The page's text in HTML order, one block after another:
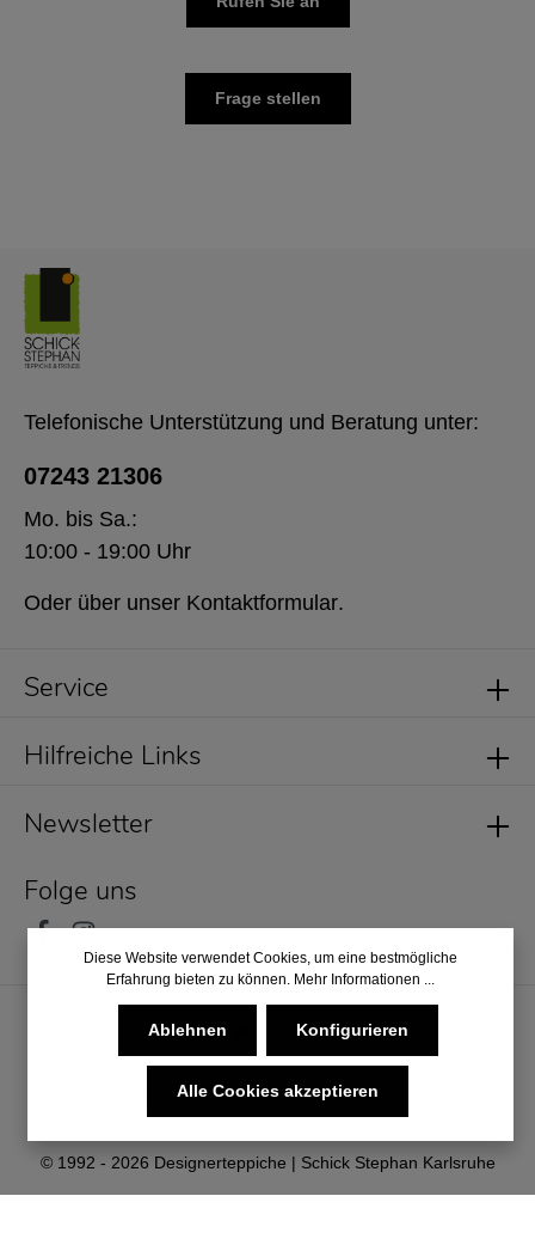
Frage stellen
Service
Newsletter
Folge uns
Telefonische Unterstützung und Beratung unter:
07243 21306
Mo. bis Sa.:
10:00 - 19:00 Uhr
Oder über unser Kontaktformular.
Hilfreiche Links
© 1992 - 2026 Designerteppiche | Schick Stephan Karlsruhe
* Alle Preise inkl. gesetzl. Mehrwertsteuer zzgl.
und ggf. Nachnahmegebühren, wenn nicht anders angegeben.
Diese Website verwendet Cookies, um eine bestmögliche
Erfahrung bieten zu können. Mehr Informationen ...
Ablehnen Konfigurieren
Alle Cookies akzeptieren